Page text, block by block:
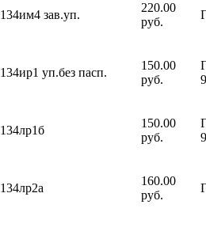
134им4 зав.уп.
220.00
руб.
134ир1 уп.без пасп.
150.00
руб.
134лр1б
150.00
руб.
134лр2а
160.00
руб.